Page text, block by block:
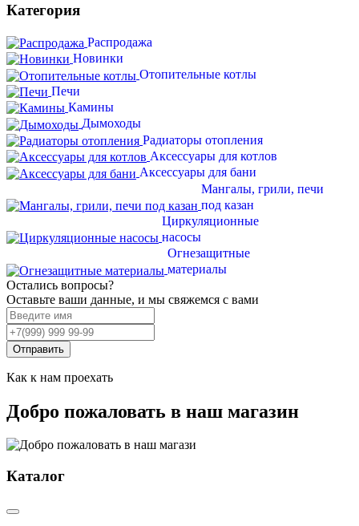
Категория
Распродажа
Новинки
Отопительные котлы
Печи
Камины
Дымоходы
Радиаторы отопления
Аксессуары для котлов
Аксессуары для бани
Мангалы, грили, печи
под казан
Циркуляционные
насосы
Огнезащитные
материалы
Остались вопросы?
Оставьте ваши данные, и мы свяжемся с вами
Отправить
Как к нам проехать
Добро пожаловать в наш магазин
Каталог